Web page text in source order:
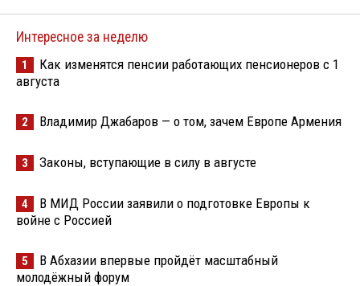
Интересное за неделю
1
Как изменятся пенсии работающих пенсионеров с 1
августа
2 Владимир Джабаров — о том, зачем Европе Армения
3 Законы, вступающие в силу в августе
4
В МИД России заявили о подготовке Европы к
войне с Россией
5
В Абхазии впервые пройдёт масштабный
молодёжный форум